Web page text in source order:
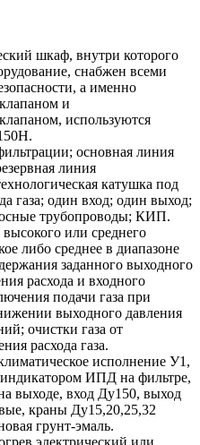
шкаф, внутри которого
снабжен всеми
а именно
и
используются
основная линия
линия
катушка под
газа; один вход; один выход;
трубопроводы; КИП.
или среднего
либо среднее в диапазоне
заданного выходного
расхода и входного
подачи газа при
выходного давления
очистки газа от
расхода газа.
исполнение У1,
индикатором ИПД на фильтре,
выходе, вход Ду150, выход
краны Ду15,20,25,32
грунт-эмаль.
электрический или